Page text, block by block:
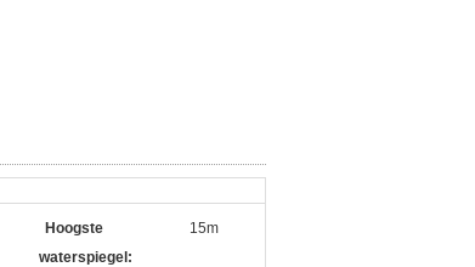
Hoogste
waterspiegel:
15m